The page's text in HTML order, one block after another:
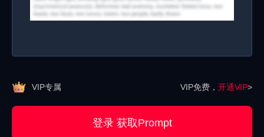
VIP专属 VIP免费， 开通VIP>
登录 获取Prompt